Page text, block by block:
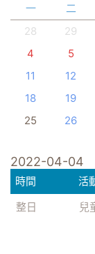
一 二
28
29
4
5
11
12
18
19
25
26
2022-04-04
時間
活
整日
兒